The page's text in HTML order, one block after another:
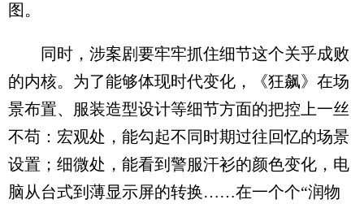
图。
同时，涉案剧要牢牢抓住细节这个关乎成败
的内核。为了能够体现时代变化，《狂飙》在场
景布置、服装造型设计等细节方面的把控上一丝
不苟：宏观处，能勾起不同时期过往回忆的场景
设置；细微处，能看到警服汗衫的颜色变化，电
脑从台式到薄显示屏的转换……在一个个“润物